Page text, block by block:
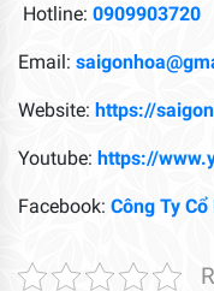
Hotline: 0909903720
Email:
Website: https://
Youtube: https://
Facebook: Công Ty